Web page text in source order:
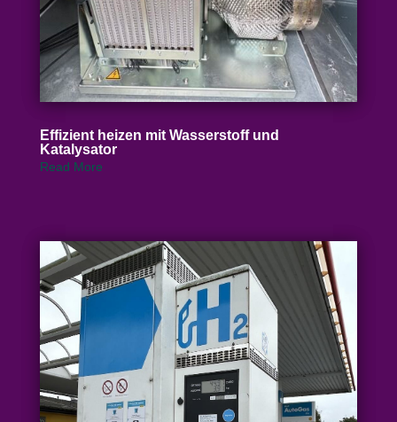
Effizient heizen mit Wasser­stoff und
Katalysator
Read More